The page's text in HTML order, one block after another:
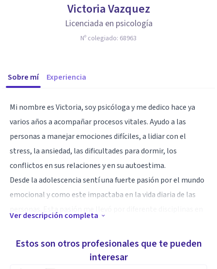
Victoria Vazquez
Licenciada en psicología
Nº colegiado: 68963
Sobre mí Experiencia
Mi nombre es Victoria, soy psicóloga y me dedico hace ya
varios años a acompañar procesos vitales. Ayudo a las
personas a manejar emociones difíciles, a lidiar con el
stress, la ansiedad, las dificultades para dormir, los
conflictos en sus relaciones y en su autoestima.
Desde la adolescencia sentí una fuerte pasión por el mundo
emocional y como este impactaba en la vida diaria de las
importancia de aprender a gestionar lo que nos pasa para
poder vivir en mayor armonía con nosotros mismos y el
Ver descripción completa
Estos son otros profesionales que te pueden
interesar